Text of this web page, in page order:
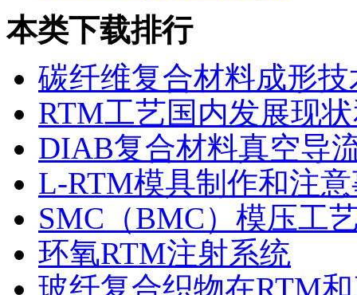
本类下载排行
碳纤维复合材料成形技
RTM工艺国内发展现
DIAB复合材料真空导
L-RTM模具制作和注
SMC（BMC）模压工
环氧RTM注射系统
玻纤复合织物在RTM